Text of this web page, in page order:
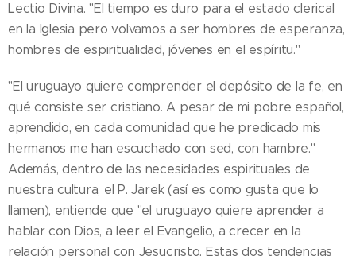
Lectio Divina. "El tiempo es duro para el estado clerical
en la Iglesia pero volvamos a ser hombres de esperanza,
hombres de espiritualidad, jóvenes en el espíritu."
"El uruguayo quiere comprender el depósito de la fe, en
qué consiste ser cristiano. A pesar de mi pobre español,
aprendido, en cada comunidad que he predicado mis
hermanos me han escuchado con sed, con hambre."
Además, dentro de las necesidades espirituales de
nuestra cultura, el P. Jarek (así es como gusta que lo
llamen), entiende que "el uruguayo quiere aprender a
hablar con Dios, a leer el Evangelio, a crecer en la
relación personal con Jesucristo. Estas dos tendencias